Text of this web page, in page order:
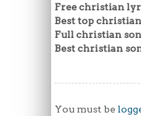
Free christian
Best top
Full christian
Best christian
You must be